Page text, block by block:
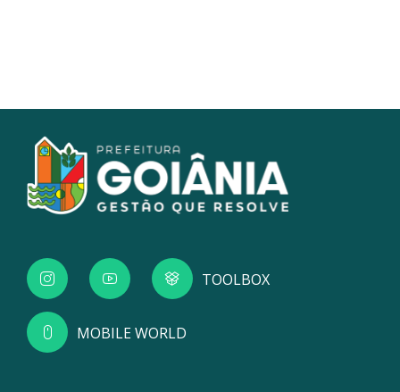
TOOLBOX
MOBILE WORLD